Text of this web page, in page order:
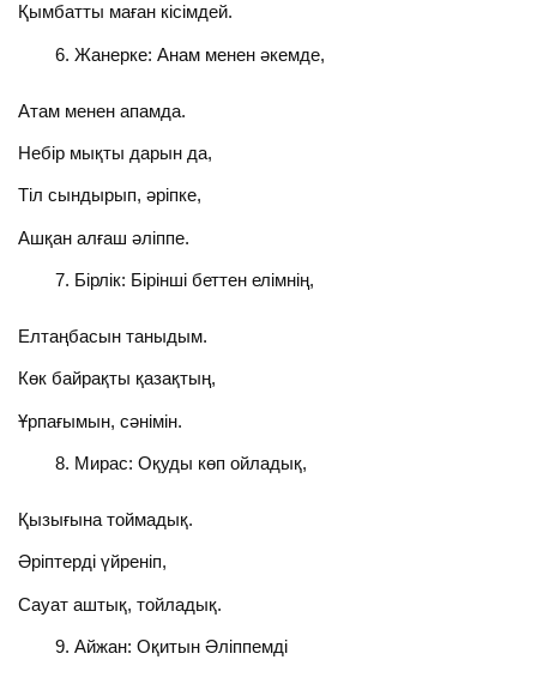
Қымбатты маған кісімдей.
Жанерке: Анам менен әкемде,
Атам менен апамда.
Небір мықты дарын да,
Тіл сындырып, әріпке,
Ашқан алғаш әліппе.
Бірлік: Бірінші беттен елімнің,
Елтаңбасын таныдым.
Көк байрақты қазақтың,
Ұрпағымын, сәнімін.
Мирас: Оқуды көп ойладық,
Қызығына тоймадық.
Әріптерді үйреніп,
Сауат аштық, тойладық.
Айжан: Оқитын Әліппемді